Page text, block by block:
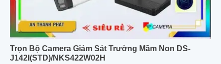
Trọn Bộ Camera Giám Sát Trường Mầm Non DS-
J142I(STD)/NKS422W02H